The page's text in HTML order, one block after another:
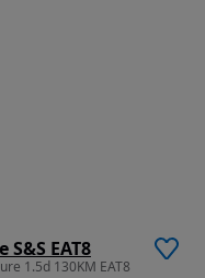
EAT8
1.5d 130KM EAT8